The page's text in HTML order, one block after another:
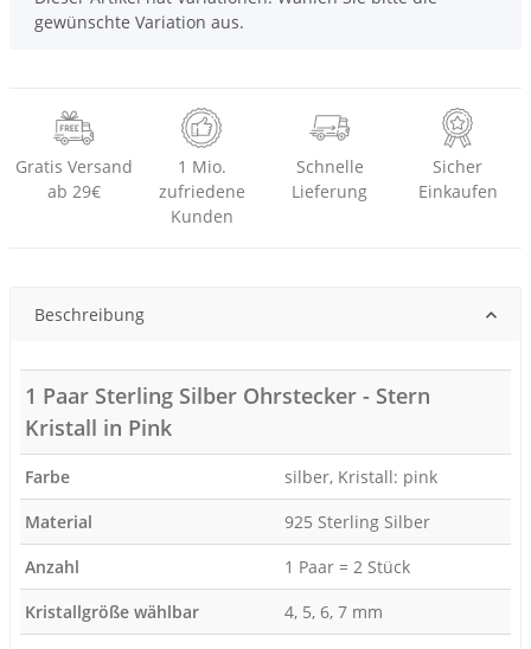
gewünschte Variation aus.
Gratis Versand
ab 29€
1 Mio.
zufriedene
Kunden
Schnelle
Lieferung
Sicher
Einkaufen
Beschreibung
1 Paar Sterling Silber Ohrstecker - Stern
Kristall in Pink
Farbe
silber, Kristall: pink
Material
925 Sterling Silber
Anzahl
1 Paar = 2 Stück
Kristallgröße wählbar
4, 5, 6, 7 mm